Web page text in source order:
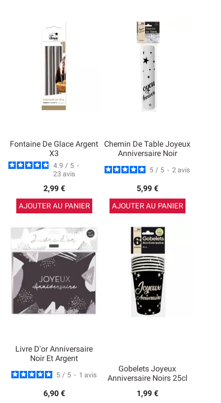
Fontaine De Glace Argent
X3
4.9 / 5 -
23 avis
2,99 €
AJOUTER AU PANIER
Chemin De Table Joyeux
Anniversaire Noir
5 / 5 - 2 avis
5,99 €
AJOUTER AU PANIER
Livre D'or Anniversaire
Noir Et Argent
5 / 5 - 1 avis
6,90 €
Gobelets Joyeux
Anniversaire Noirs 25cl
1,99 €